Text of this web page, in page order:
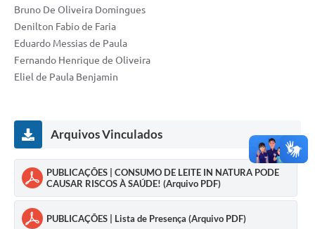
Bruno De Oliveira Domingues
Denilton Fabio de Faria
Eduardo Messias de Paula
Fernando Henrique de Oliveira
Eliel de Paula Benjamin
Arquivos Vinculados
PUBLICAÇÕES | CONSUMO DE LEITE IN NATURA PODE
CAUSAR RISCOS À SAÚDE! (Arquivo PDF)
PUBLICAÇÕES | Lista de Presença (Arquivo PDF)